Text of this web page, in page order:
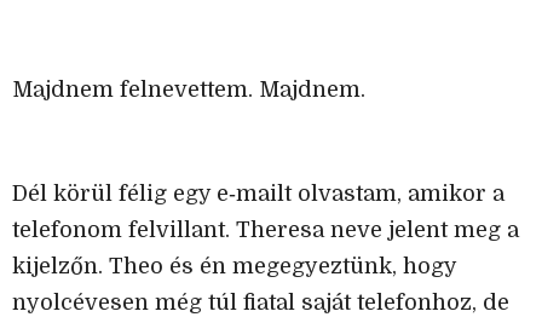
Majdnem felnevettem. Majdnem.
Dél körül félig egy e‑mailt olvastam, amikor a
telefonom felvillant. Theresa neve jelent meg a
kijelzőn. Theo és én megegyeztünk, hogy
nyolcévesen még túl fiatal saját telefonhoz, de